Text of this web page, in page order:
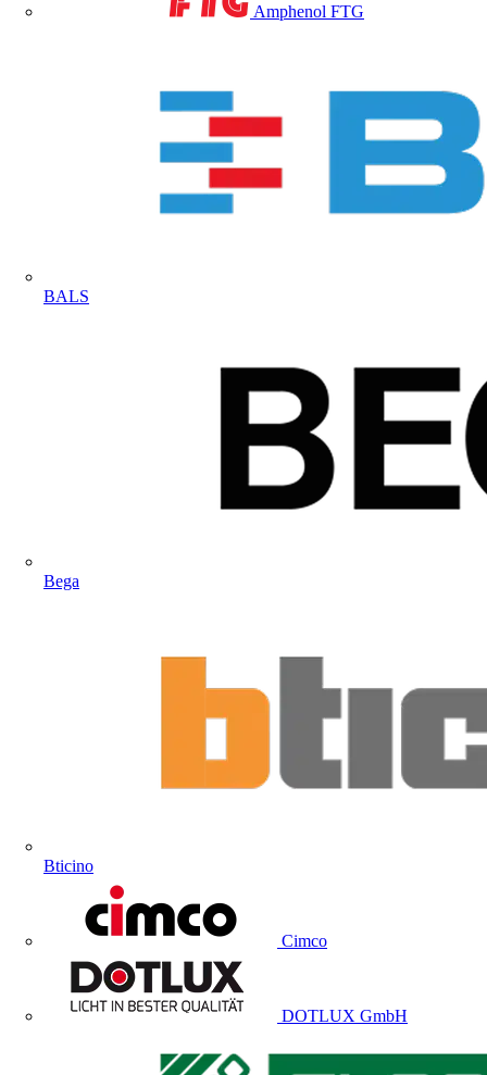
Amphenol FTG
BALS
Bega
Bticino
Cimco
DOTLUX GmbH